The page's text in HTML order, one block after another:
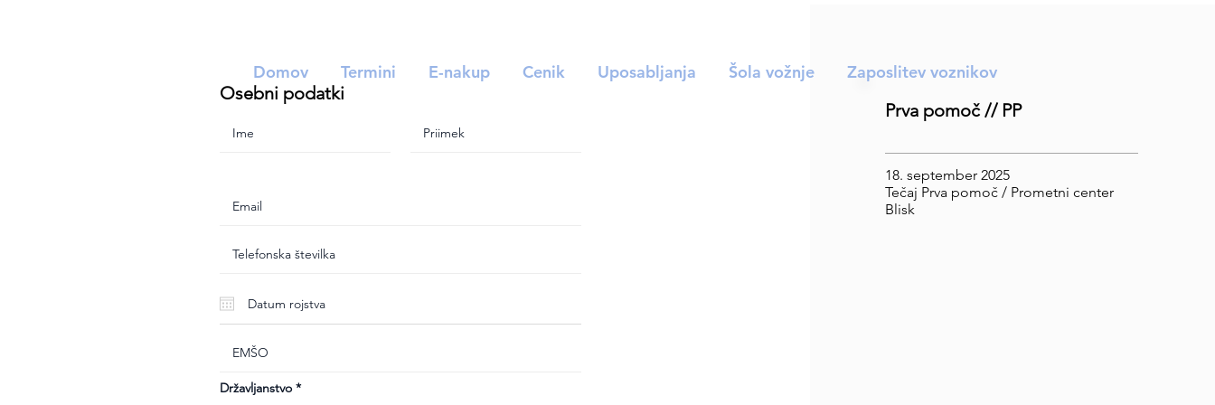
Osebni podatki
Državljanstvo
Prva pomoč // PP
18. september 2025
Tečaj Prva pomoč / Prometni center
Blisk
Domov Termini E-nakup Cenik Uposabljanja Šola vožnje Zaposlitev voznikov